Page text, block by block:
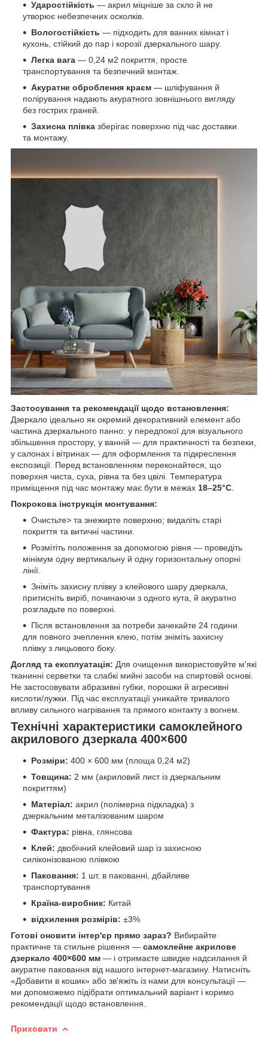
Ударостійкість — акрил міцніше за скло й не
утворює небезпечних осколків.
Вологостійкість — підходить для ванних кімнат і
кухонь, стійкий до пар і корозії дзеркального шару.
Легка вага — 0,24 м2 покриття, просте
транспортування та безпечний монтаж.
Акуратне оброблення краєм — шліфування й
полірування надають акуратного зовнішнього вигляду
без гострих граней.
Захисна плівка зберігає поверхню під час доставки
та монтажу.
Застосування та рекомендації щодо встановлення:
Дзеркало ідеально як окремий декоративний елемент або
частина дзеркального панно: у передпокої для візуального
збільшення простору, у ванній — для практичності та безпеки,
у салонах і вітринах — для оформлення та підкреслення
експозиції. Перед встановленням переконайтеся, що
поверхня чиста, суха, рівна та без цвілі. Температура
приміщення під час монтажу має бути в межах 18–25°C
Покрокова інструкція монтування:
Очистьте> та знежирте поверхню; видаліть старі
покриття та витичні частини.
Розмітіть положення за допомогою рівня — проведіть
мінімум одну вертикальну й одну горизонтальну опорні
лінії.
Зніміть захисну плівку з клейового шару дзеркала,
притисніть виріб, починаючи з одного кута, й акуратно
розгладьте по поверхні.
Після встановлення за потреби зачекайте 24 години
для повного зчеплення клею, потім зніміть захисну
плівку з лицьового боку.
Догляд та експлуатація: Для очищення використовуйте м'які
тканинні серветки та слабкі мийні засоби на спиртовій основі.
Не застосовувати абразивні губки, порошки й агресивні
кислоти/лужки. Під час експлуатації уникайте тривалого
впливу сильного нагрівання та прямого контакту з вогнем.
Технічні характеристики самоклейного
акрилового дзеркала 400×600
Розміри: 400 × 600 мм (площа 0,24 м2)
Товщина: 2 мм (акриловий лист із дзеркальним
покриттям)
Матеріал: акрил (полімерна підкладка) з
дзеркальним металізованим шаром
Фактура: рівна, глянсова
Клей: двобічний клейовий шар із захисною
силіконізованою плівкою
Паковання: 1 шт. в пакованні, дбайливе
транспортування
Країна-виробник: Китай
відхилення розмірів: ±3%
Готові оновити інтер'єр прямо зараз? Вибирайте
практичне та стильне рішення — самоклейне акрилове
дзеркало 400×600 мм — і отримаєте швидке надсилання й
акуратне паковання від нашого інтернет-магазину. Натисніть
«Добавити в кошик» або зв'яжіть із нами для консультації —
ми допоможемо підібрати оптимальний варіант і коримо
рекомендації щодо встановлення.
Приховати